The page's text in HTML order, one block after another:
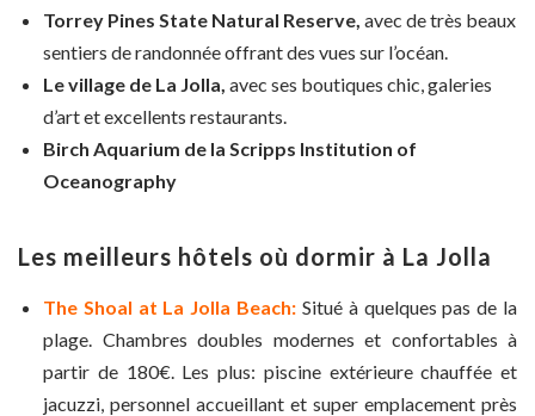
Torrey Pines State Natural Reserve, avec de très beaux
sentiers de randonnée offrant des vues sur l’océan.
Le village de La Jolla, avec ses boutiques chic, galeries
d’art et excellents restaurants.
Birch Aquarium de la Scripps Institution of
Oceanography
Les meilleurs hôtels où dormir à La Jolla
The Shoal at La Jolla Beach: Situé à quelques pas de la
plage. Chambres doubles modernes et confortables à
partir de 180€. Les plus: piscine extérieure chauffée et
jacuzzi, personnel accueillant et super emplacement près